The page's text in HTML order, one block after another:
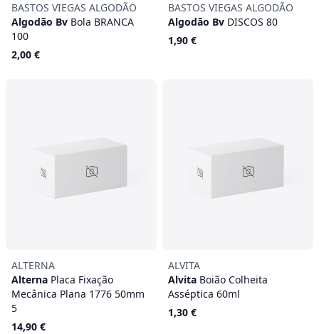
BASTOS VIEGAS ALGODÃO
Algodão Bv Bola BRANCA
100
2,00 €
BASTOS VIEGAS ALGODÃO
Algodão Bv DISCOS 80
1,90 €
ALTERNA
Alterna Placa Fixação
Mecânica Plana 1776 50mm
5
14,90 €
ALVITA
Alvita Boião Colheita
Asséptica 60ml
1,30 €